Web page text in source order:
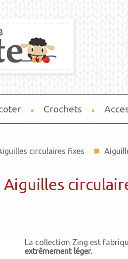
Crochets
circulaires fixes
Aiguilles
La collection Zing est
extrêmement léger.